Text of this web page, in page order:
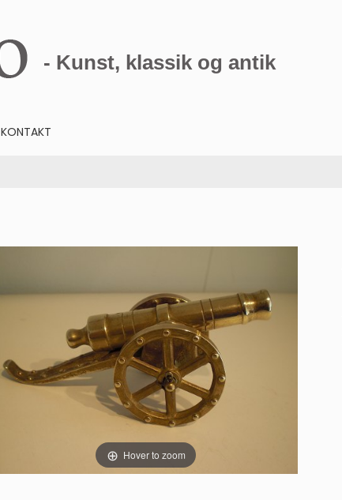
- Kunst, klassik og antik
KONTAKT
Hover to zoom